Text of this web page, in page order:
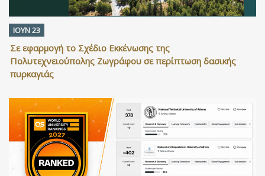
ΙΟΥΝ 23
Σε εφαρμογή το Σχέδιο Εκκένωσης της
Πολυτεχνειούπολης Ζωγράφου σε περίπτωση δασικής
πυρκαγιάς